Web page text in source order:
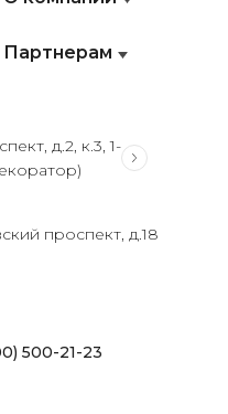
Партнерам
д.2, к.3, 1-
проспект, д.18
500-21-23